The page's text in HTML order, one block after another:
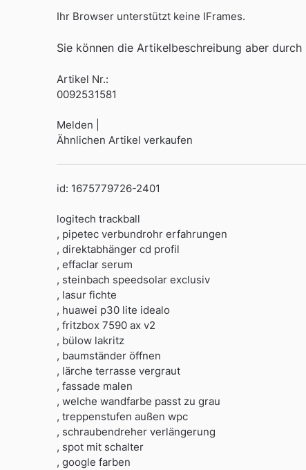
Ihr Browser unterstützt keine IFrames.
Sie können die Artikelbeschreibung aber
Artikel Nr.:
0092531581
Melden |
Ähnlichen Artikel verkaufen
id: 1675779726-2401
logitech trackball
, pipetec verbundrohr erfahrungen
, direktabhänger cd profil
, effaclar serum
, steinbach speedsolar exclusiv
, lasur fichte
, huawei p30 lite idealo
, fritzbox 7590 ax v2
, bülow lakritz
, baumständer öffnen
, lärche terrasse vergraut
, fassade malen
, welche wandfarbe passt zu grau
, treppenstufen außen wpc
, schraubendreher verlängerung
, spot mit schalter
, google farben